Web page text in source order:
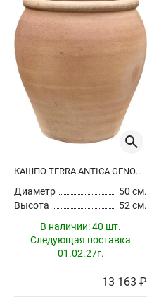
коричневый
Поверхность
гладкая
Все производители
КАШПО TERRA ANTICA GENOVA CHALK WHITE
Диаметр
50 см.
Высота
52 см.
В наличии:40 шт.
Следующая поставка
01.02.27г.
13 163 ₽